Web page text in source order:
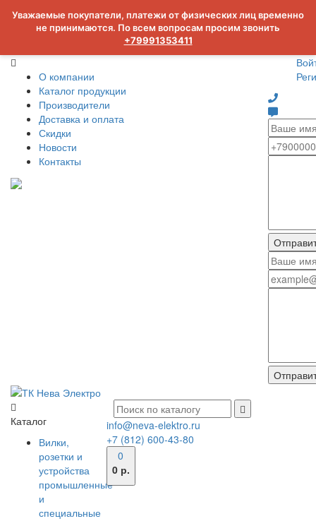
Уважаемые покупатели, платежи от физических лиц временно
не принимаются. По всем вопросам просим звонить
+79991353411
О компании
Каталог продукции
Производители
Доставка и оплата
Скидки
Новости
Контакты
Каталог
Вилки,
розетки и
устройства
промышленные
и
специальные
info@neva-elektro.ru
+7 (812) 600-43-80
0
0 р.